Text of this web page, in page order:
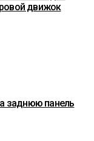
движок
заднюю панель